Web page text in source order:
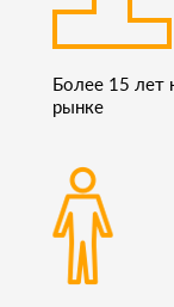
Более 15 лет
рынке